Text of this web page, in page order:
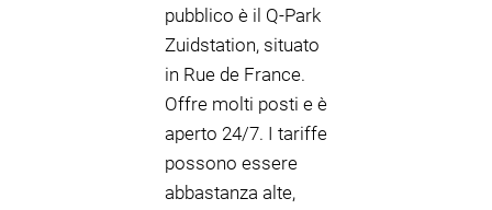
pubblico è il Q-Park
Zuidstation, situato
in Rue de France.
Offre molti posti e è
aperto 24/7. I tariffe
possono essere
abbastanza alte,